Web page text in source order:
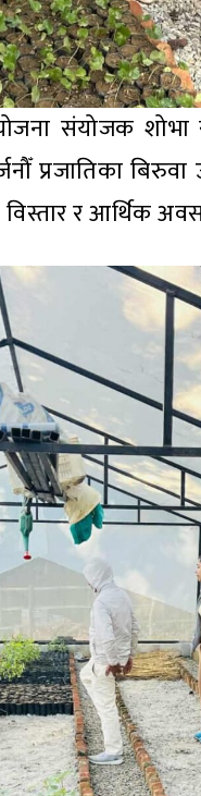
संयोजक
प्रजातिका
विस्तार र आर्थिक